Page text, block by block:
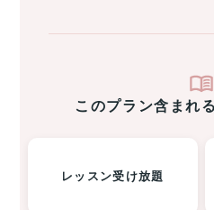
このプラン含まれ
レッスン受け放題